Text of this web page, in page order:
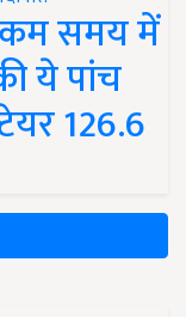
कम समय में
ये पांच
126.6